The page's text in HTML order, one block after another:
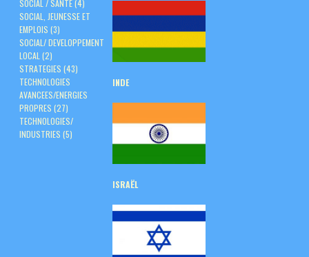
SOCIAL / SANTÉ(4)
SOCIAL, JEUNESSE ET
EMPLOIS (3)
SOCIAL/ DEVELOPPEMENT
LOCAL (2)
STRATEGIES (43)
TECHNOLOGIES
AVANCEES/ENERGIES
PROPRES (27)
TECHNOLOGIES/
INDUSTRIES (5)
INDE
ISRAËL